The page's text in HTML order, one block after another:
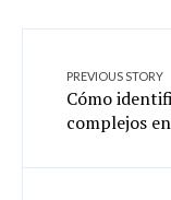
PREVIOUS STORY
Cómo
complejos